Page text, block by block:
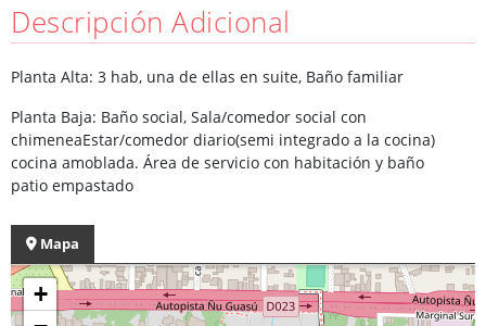
Descripción Adicional
Planta Alta: 3 hab, una de ellas en suite, Baño familiar
Planta Baja: Baño social, Sala/comedor social con
chimeneaEstar/comedor diario(semi integrado a la cocina)
cocina amoblada. Área de servicio con habitación y baño
patio empastado
Mapa
+